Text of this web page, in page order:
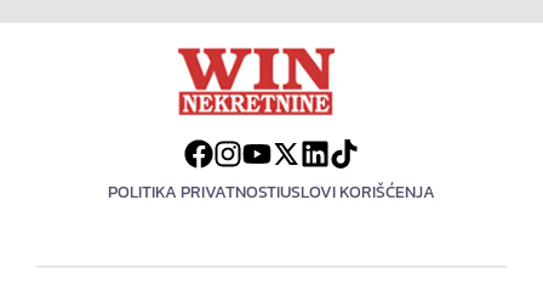
POLITIKA PRIVATNOSTIUSLOVI KORIŠĆENJA